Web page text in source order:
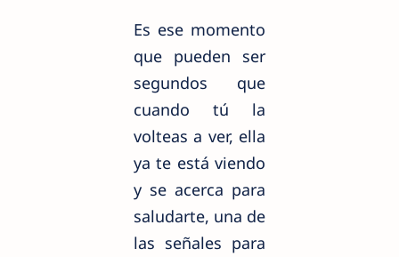
Es ese momento
que pueden ser
segundos que
cuando tú la
volteas a ver, ella
ya te está viendo
y se acerca para
saludarte, una de
las señales para